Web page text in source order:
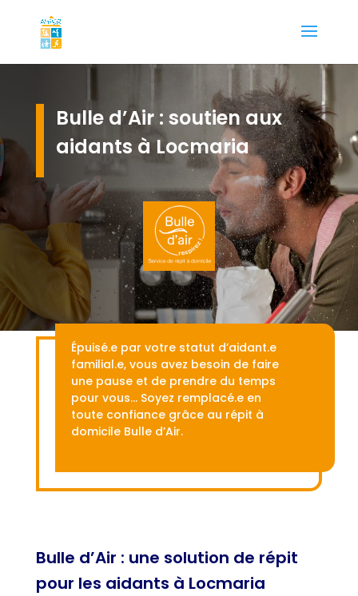
Bulle d’Air : soutien aux
aidants à Locmaria
Épuisé.e par votre statut d’aidant.e
familial.e, vous avez besoin de faire
une pause et de prendre du temps
pour vous… Soyez remplacé.e en
toute confiance grâce au répit à
domicile Bulle d’Air.
Bulle d’Air : une solution de répit
pour les aidants à Locmaria